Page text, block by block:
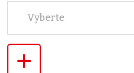
Vyberte
+